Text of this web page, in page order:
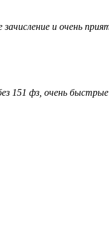
и очень
151 фз, очень